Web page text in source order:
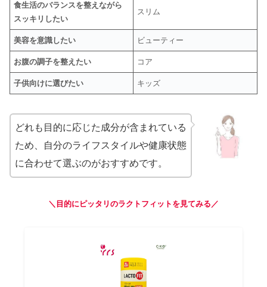
食生活のバランスを整えながら
スッキリしたい
スリム
美容を意識したい ビューティー
お腹の調子を整えたい コア
子供向けに選びたい キッズ
どれも目的に応じた成分が含まれている
ため、自分のライフスタイルや健康状態
に合わせて選ぶのがおすすめです。
＼目的にピッタリのラクトフィットを見てみる／